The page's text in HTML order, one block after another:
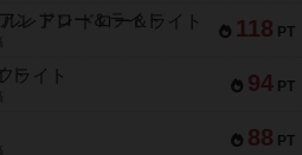
118 PT
レアン ドロー＆ライト
94 PT
ライト
88 PT